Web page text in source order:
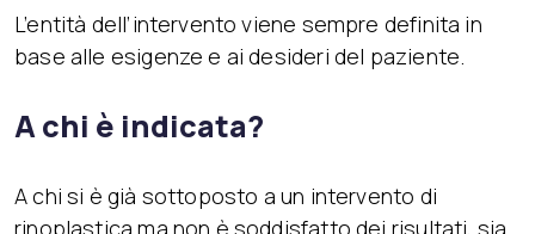
L’entità dell’intervento viene sempre definita in
base alle esigenze e ai desideri del paziente.
A chi è indicata?
A chi si è già sottoposto a un intervento di
rinoplastica ma non è soddisfatto dei risultati, sia